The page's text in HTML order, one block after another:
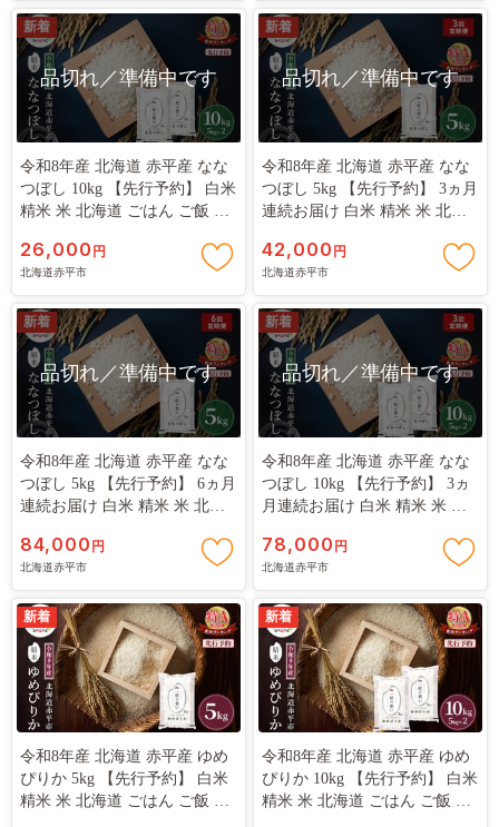
紙 防災 常備品 備蓄品 消耗品
紙 防災 常備品 備蓄品 消耗品
新着
品切れ／準備中です
令和8年産 北海道 赤平産 なな
つぼし 10kg 【先行予約】 白米
精米 米 北海道 ごはん ご飯 ラ
26,000 円
北海道赤平市
新着
品切れ／準備中です
令和8年産 北海道 赤平産 なな
つぼし 5kg 【先行予約】 3ヵ月
連続お届け 白米 精米 米 北海
り 定期便 定期 お楽しみ 3回
42,000 円
北海道赤平市
新着
品切れ／準備中です
令和8年産 北海道 赤平産 なな
つぼし 5kg 【先行予約】 6ヵ月
連続お届け 白米 精米 米 北海
り 定期便 定期 お楽しみ 6回
84,000 円
北海道赤平市
新着
品切れ／準備中です
令和8年産 北海道 赤平産 なな
つぼし 10kg 【先行予約】 3ヵ
月連続お届け 白米 精米 米 北
ぎり 定期便 定期 お楽しみ 3回
78,000 円
北海道赤平市
新着
令和8年産 北海道 赤平産 ゆめ
ぴりか 5kg 【先行予約】 白米
精米 米 北海道 ごはん ご飯 ラ
新着
令和8年産 北海道 赤平産 ゆめ
ぴりか 10kg 【先行予約】 白米
精米 米 北海道 ごはん ご飯 ラ